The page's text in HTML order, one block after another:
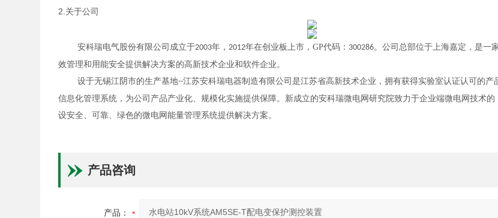
2.关于公司
安科瑞电气股份有限公司成立于2003年，2012年在创业板上市，GP代码： 300286。公司总部位于上海嘉定，是一
效管理和用能安全提供解决方案的高新技术企业和软件企业。
设于无锡江阴市的生产基地--江苏安科瑞电器制造有限公司是江苏省高新技术企业，拥有获得实验室认证认可的产
信息化管理系统，为公司产品产业化、规模化实施提供保障。新成立的安科瑞微电网研究院致力于企业端微电网技术的
设安全、可靠、绿色的微电网能量管理系统提供解决方案。
产品咨询
产品：